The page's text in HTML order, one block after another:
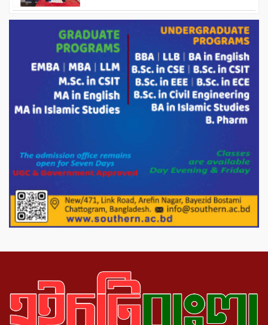
ড্যাবের ৩৭তম প্রতিষ্ঠাবার্ষিকীতে প্রধানমন্ত্রী
তারেক রহমান।
চন্দনাইশের হাশিমপুর ৪ নং ওয়ার্ডে ৫’শতাধিক
হতদরিদ্র পরিবারের মাঝে খাদ্যসামগ্রী বিতরণ
করেন মনজুর মোরশেদ
পরিবেশ রক্ষায় পাটগ্রামে ইহসান ইয়ুথ
মিরপুর-১১ নম্বরে দুর্বৃত্তদের গুলিতে বিএনপি
নেতা গুরুতর আহত
পাটগ্রামে চিকিৎসা সেবায় বীর মুক্তিযোদ্ধা দবির
উদ্দিন ফাউন্ডেশন